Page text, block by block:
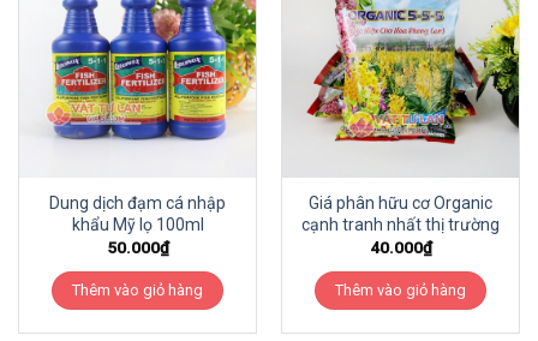
Dung dịch đạm cá nhập
khẩu Mỹ lọ 100ml
50.000₫
Thêm vào giỏ hàng
Giá phân hữu cơ Organic
cạnh tranh nhất thị trường
40.000₫
Thêm vào giỏ hàng